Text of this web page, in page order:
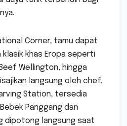
Corner, tamu dapat
klasik khas Eropa seperti
Wellington, hingga
langsung oleh chef.
Station, tersedia
Panggang dan
dipotong langsung saat